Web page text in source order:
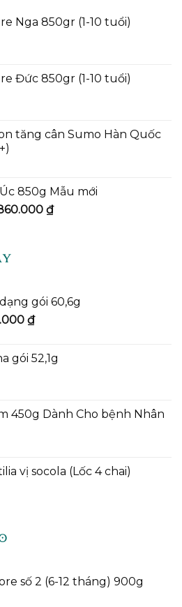
Nga 850gr (1-10 tuổi)
Đức 850gr (1-10 tuổi)
tăng cân Sumo Hàn Quốc
850g Mẫu mới
₫.
₫Giá
gói 60,6g
₫.
₫Giá
là:
gói 52,1g
450g Dành Cho bệnh Nhân
vị socola (Lốc 4 chai)
số 2 (6-12 tháng) 900g